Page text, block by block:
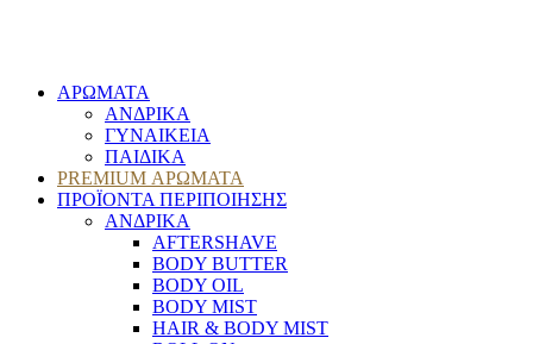
ΑΡΩΜΑΤΑ
ΑΝΔΡΙΚΑ
ΓΥΝΑΙΚΕΙΑ
ΠΑΙΔΙΚΑ
PREMIUM ΑΡΩΜΑΤΑ
ΠΡΟΪΟΝΤΑ ΠΕΡΙΠΟΙΗΣΗΣ
ΑΝΔΡΙΚΑ
AFTERSHAVE
BODY BUTTER
BODY OIL
BODY MIST
HAIR & BODY MIST